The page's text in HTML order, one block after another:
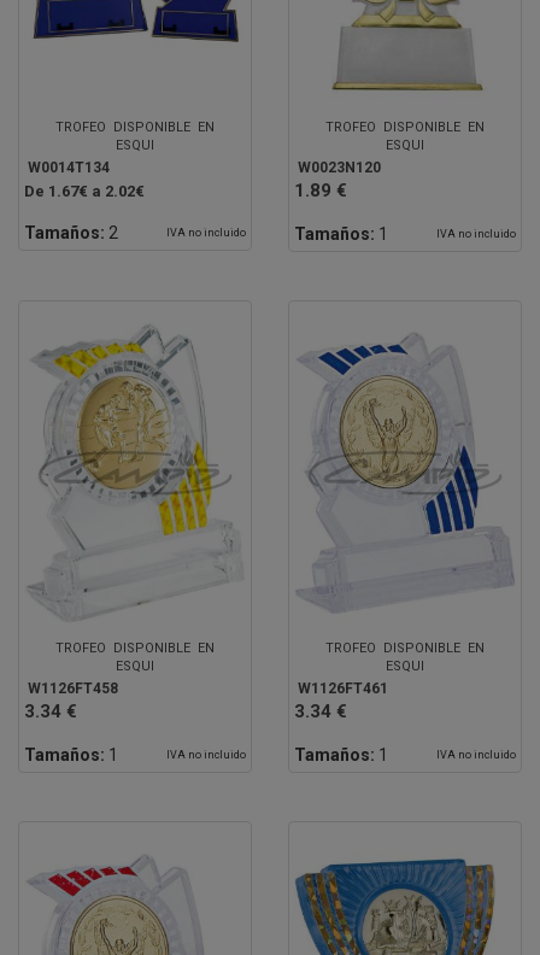
TROFEO DISPONIBLE EN
ESQUI
W0014T134
De 1.67€ a 2.02€
Tamaños: 2 IVA no incluido
TROFEO DISPONIBLE EN
ESQUI
W0023N120
1.89 €
Tamaños: 1 IVA no incluido
TROFEO DISPONIBLE EN
ESQUI
W1126FT458
3.34 €
Tamaños: 1 IVA no incluido
TROFEO DISPONIBLE EN
ESQUI
W1126FT461
3.34 €
Tamaños: 1 IVA no incluido